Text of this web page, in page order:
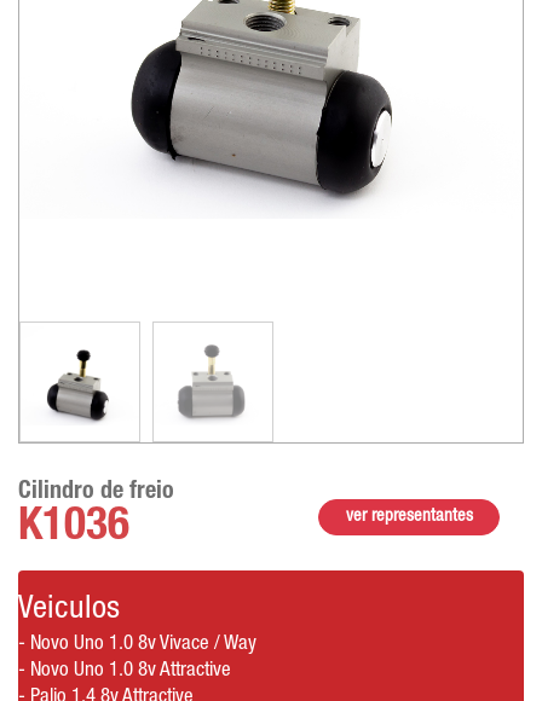
Cilindro de freio
K1036 ver representantes
Veiculos
- Novo Uno 1.0 8v Vivace / Way
- Novo Uno 1.0 8v Attractive